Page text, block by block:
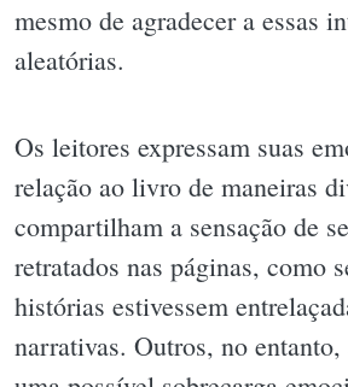
mesmo de agradecer a essas
aleatórias.
Os leitores expressam suas
relação ao livro de maneiras
compartilham a sensação de
retratados nas páginas, como
histórias estivessem
narrativas. Outros, no